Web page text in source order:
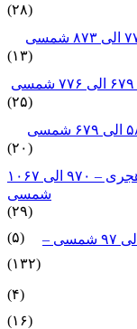
(۲۸)
(۱۳)
(۲۵)
(۲۰)
قرن یازدهم هجری – ۹۷۰ الی ۱۰۶۷
شمسی
(۲۹)
(۵)
(۱۳۲)
(۴)
(۱۶)